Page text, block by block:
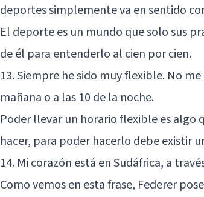
deportes simplemente va en sentido
El deporte es un mundo que solo sus
de él para entenderlo al cien por cien.
13. Siempre he sido muy flexible. No
mañana o a las 10 de la noche.
Poder llevar un horario flexible es
hacer, para poder hacerlo debe existir
14. Mi corazón está en Sudáfrica, a
Como vemos en esta frase, Federer